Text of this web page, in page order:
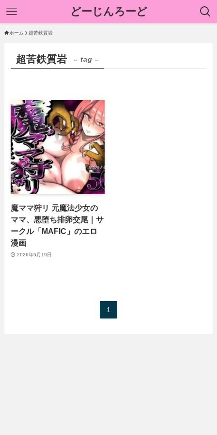
どーじんろーど
ホーム 超苦鉄質岩
超苦鉄質岩 – tag –
魔ママ狩リ 元魔法少女の
ママ、悪堕ち排卵交尾｜サ
ークル「MAFIC」のエロ
漫画
2026年5月19日
1